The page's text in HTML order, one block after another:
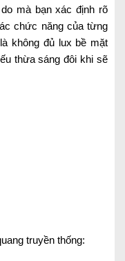
mà bạn xác định rõ
chức năng của từng
không đủ lux bề mặt
thừa sáng đôi khi sẽ
truyền thống: